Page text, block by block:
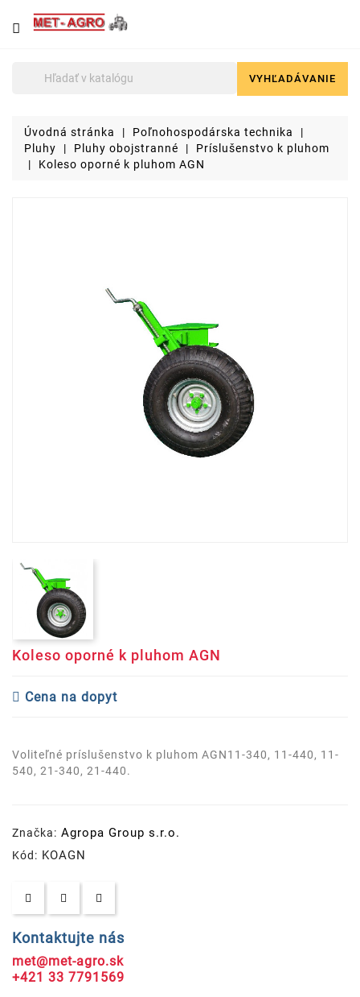
NÁJDETE
U
Lyžice
VYHĽADÁVANIE
Úvodná stránka
Poľnohospodárska technika
Pluhy
Pluhy obojstranné
Príslušenstvo k pluhom
Koleso oporné k pluhom AGN
Koleso oporné k pluhom AGN
Cena na dopyt
Voliteľné príslušenstvo k pluhom AGN11-340, 11-440, 11-
540, 21-340, 21-440.
Značka: Agropa Group s.r.o.
Kód: KOAGN
Kontaktujte nás
met@met-agro.sk
+421 33 7791569